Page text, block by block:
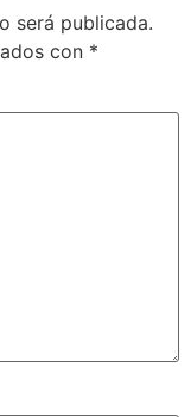
será publicada.
con *